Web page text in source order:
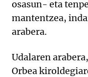
osasun- eta
mantentzea,
arabera.
Udalaren
Orbea